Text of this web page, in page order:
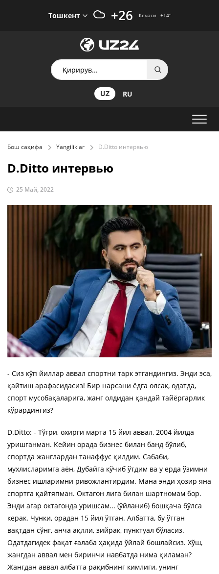
Тошкент +26 Кечаси +14°
UZ RU
Бош саҳифа Yangiliklar D.Ditto интервью
D.Ditto интервью
25 Май, 2022
- Сиз кўп йиллар аввал спортни тарк этгандингиз. Энди эса,
қайтиш арафасидасиз! Бир нарсани ёдга олсак, одатда,
спорт мусобақаларига, жанг олдидан қандай тайёргарлик
кўрардингиз?
D.Ditto: - Тўғри, охирги марта 15 йил аввал, 2004 йилда
уришганман. Кейин орада бизнес билан банд бўлиб,
спортда жанглардан танаффус қилдим. Сабаби,
мухлисларимга аён, Дубайга кўчиб ўтдим ва у ерда ўзимни
бизнес ишларимни ривожлантирдим. Мана энди ҳозир яна
спортга қайтяпман. Октагон лига билан шартномам бор.
Энди агар октагонда уришсам... (ўйланиб) бошқача бўлса
керак. Чунки, орадан 15 йил ўтган. Албатта, бу ўтган
вақтдан сўнг, анча ақлли, зийрак, пунктуал бўласиз.
Одатдагидек фақат ғалаба ҳақида ўйлай бошлайсиз. Хўш,
жангдан аввал мен биринчи навбатда нима қиламан?
Жангдан аввал албатта рақибнинг кимлиги, унинг